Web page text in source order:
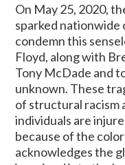
On May 25, 2020,
sparked nationwide
condemn this
Floyd, along with
Tony McDade and
unknown. These
of structural racism
individuals are
because of the
acknowledges the